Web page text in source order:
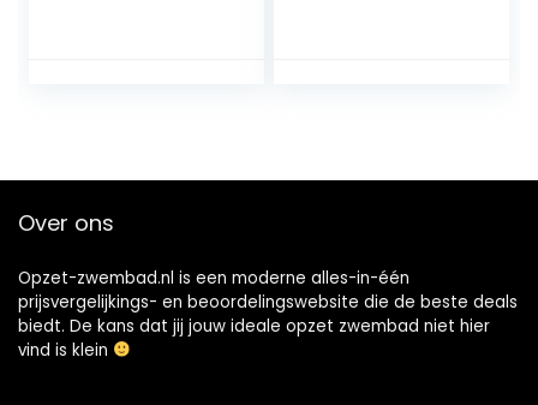
buiten tuin (90cm)
Over ons
Opzet-zwembad.nl is een moderne alles-in-één
prijsvergelijkings- en beoordelingswebsite die de beste deals
biedt. De kans dat jij jouw ideale opzet zwembad niet hier
vind is klein